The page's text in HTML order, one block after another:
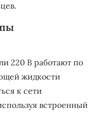
220 В работают по
жидкости
к сети
встроенный